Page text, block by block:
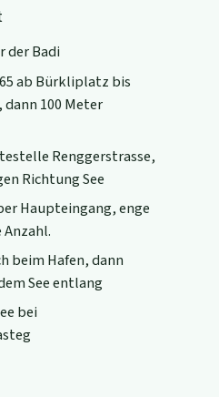
der Badi
ab Bürkliplatz bis
100 Meter
Renggerstrasse,
Richtung See
Haupteingang, enge
beim Hafen, dann
See entlang
bei